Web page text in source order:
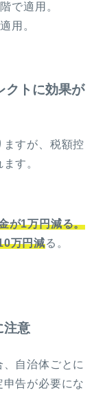
で適用。
用。
クトに効果が
ますが、税額控
す。
が1万円減る。
万円減る。
注意
自治体ごとに
告が必要にな